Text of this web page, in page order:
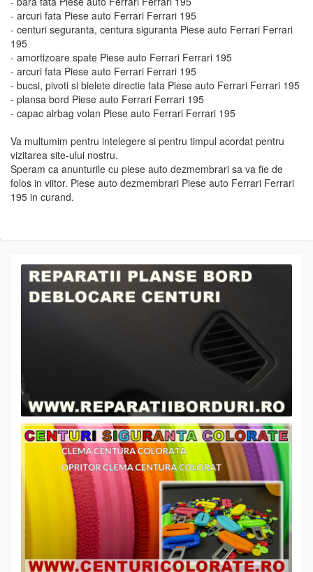
- arcuri fata Piese auto Ferrari Ferrari 195
- centuri seguranta, centura siguranta Piese auto Ferrari Ferrari
195
- amortizoare spate Piese auto Ferrari Ferrari 195
- arcuri fata Piese auto Ferrari Ferrari 195
- bucsi, pivoti si bielete directie fata Piese auto Ferrari Ferrari 195
- plansa bord Piese auto Ferrari Ferrari 195
- capac airbag volan Piese auto Ferrari Ferrari 195
Va multumim pentru intelegere si pentru timpul acordat pentru
vizitarea site-ului nostru.
Speram ca anunturile cu piese auto dezmembrari sa va fie de
folos in viitor. Piese auto dezmembrari Piese auto Ferrari Ferrari
195 in curand.